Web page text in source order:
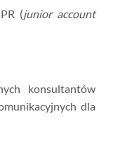
(junior account
konsultantów
dla